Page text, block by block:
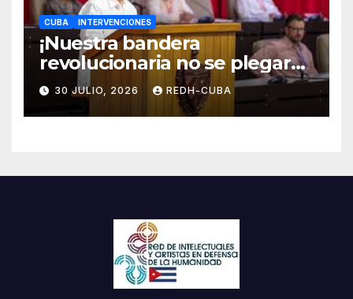
CUBA INTERVENCIONES
¡Nuestra bandera
revolucionaria no se plegará
jamás! Por Bruno Rodríguez
Parrilla
30 JULIO, 2026 REDH-CUBA